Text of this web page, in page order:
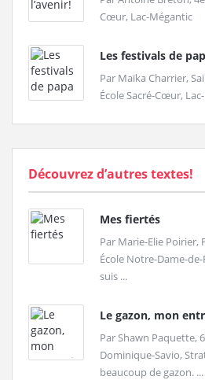
Cœur, Lac-Mégantic
Les festivals de
Par Maïka Charrier,
École Sacré-Cœur,
Découvrez d’autres textes!
Mes fiertés
Par Marie-Elie Poirier,
École Notre-Dame-
suis ...
Le gazon, mon
Par Shawn Paquette,
Dominique-Savio,
beaucoup de gazon. ...